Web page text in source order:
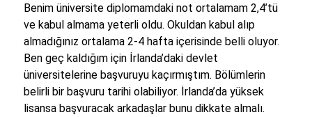
Benim üniversite diplomamdaki not ortalamam 2,4’tü
ve kabul almama yeterli oldu. Okuldan kabul alıp
almadığınız ortalama 2-4 hafta içerisinde belli oluyor.
Ben geç kaldığım için İrlanda’daki devlet
üniversitelerine başvuruyu kaçırmıştım. Bölümlerin
belirli bir başvuru tarihi olabiliyor. İrlanda’da yüksek
lisansa başvuracak arkadaşlar bunu dikkate almalı.